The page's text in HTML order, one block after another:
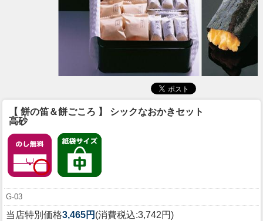
【 餅の笛＆餅ごころ 】 シックなおかきセット
高砂
G-03
当店特別価格3,465円 (消費税込:3,742円)